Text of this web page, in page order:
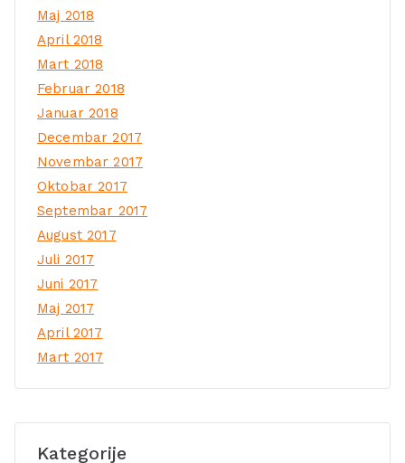
Maj 2018
April 2018
Mart 2018
Februar 2018
Januar 2018
Decembar 2017
Novembar 2017
Oktobar 2017
Septembar 2017
August 2017
Juli 2017
Juni 2017
Maj 2017
April 2017
Mart 2017
Kategorije